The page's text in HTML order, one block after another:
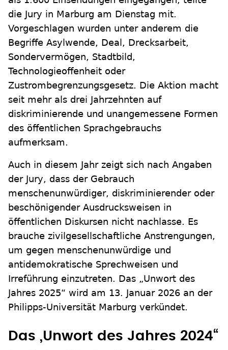
die Jury in Marburg am Dienstag mit.
Vorgeschlagen wurden unter anderem die
Begriffe Asylwende, Deal, Drecksarbeit,
Sondervermögen, Stadtbild,
Technologieoffenheit oder
Zustrombegrenzungsgesetz. Die Aktion macht
seit mehr als drei Jahrzehnten auf
diskriminierende und unangemessene Formen
des öffentlichen Sprachgebrauchs
aufmerksam.
Auch in diesem Jahr zeigt sich nach Angaben
der Jury, dass der Gebrauch
menschenunwürdiger, diskriminierender oder
beschönigender Ausdrucksweisen in
öffentlichen Diskursen nicht nachlasse. Es
brauche zivilgesellschaftliche Anstrengungen,
um gegen menschenunwürdige und
antidemokratische Sprechweisen und
Irreführung einzutreten. Das „Unwort des
Jahres 2025“ wird am 13. Januar 2026 an der
Philipps-Universität Marburg verkündet.
Das „Unwort des Jahres 2024“